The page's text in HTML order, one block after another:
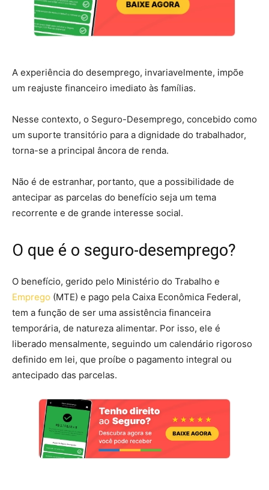
A experiência do desemprego, invariavelmente, impõe
um reajuste financeiro imediato às famílias.
Nesse contexto, o Seguro-Desemprego, concebido como
um suporte transitório para a dignidade do trabalhador,
torna-se a principal âncora de renda.
Não é de estranhar, portanto, que a possibilidade de
antecipar as parcelas do benefício seja um tema
recorrente e de grande interesse social.
O que é o seguro-desemprego?
O benefício, gerido pelo Ministério do Trabalho e
Emprego (MTE) e pago pela Caixa Econômica Federal,
tem a função de ser uma assistência financeira
temporária, de natureza alimentar. Por isso, ele é
liberado mensalmente, seguindo um calendário rigoroso
definido em lei, que proíbe o pagamento integral ou
antecipado das parcelas.